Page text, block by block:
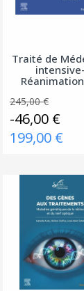
Traité de
intensive-
245,00 €
-46,00 €
199,00 €